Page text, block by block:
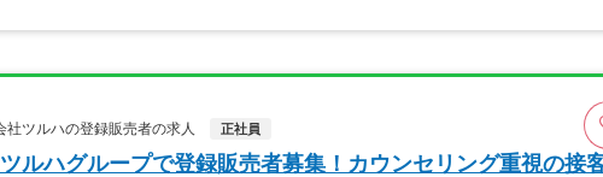
ツルハの登録販売者の求人
正社員
ルハグループで登録販売者募集！カウンセリング重視の接